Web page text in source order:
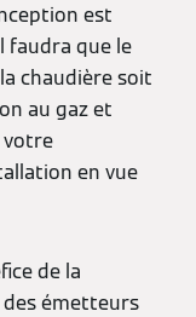
est
faudra que le
chaudière soit
au gaz et
votre
en vue
de la
des émetteurs